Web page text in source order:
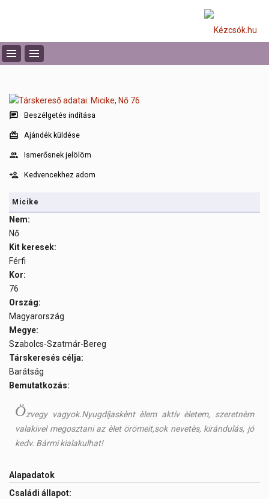
Beszélgetés indítása
Ajándék küldése
Ismerősnek jelölöm
Kedvencekhez adom
Micike
Nem:
Nő
Kit keresek:
Férfi
Kor:
76
Ország:
Magyarország
Megye:
Szabolcs-Szatmár-Bereg
Társkeresés célja:
Barátság
Bemutatkozás:
Özvegy vagyok.Nyugdíjaskènt èlem aktív èletem, szeretnèm
valakivel megosztani az èlet örömeit,sok nevetès, kirándulás, jó
kedv. Bármi kialakulhat!
Alapadatok
Családi állapot: